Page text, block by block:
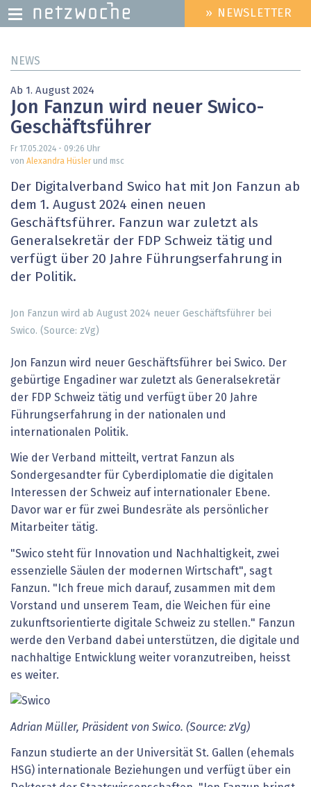
zum
HEADER
MENU
» NEWSLETTER
NEWS
Ab 1. August 2024
Jon Fanzun wird neuer Swico-
Geschäftsführer
Fr 17.05.2024 - 09:26 Uhr
von Alexandra Hüslerund msc
Der Digitalverband Swico hat mit Jon Fanzun ab
dem 1. August 2024 einen neuen
Geschäftsführer. Fanzun war zuletzt als
Generalsekretär der FDP Schweiz tätig und
verfügt über 20 Jahre Führungserfahrung in
der Politik.
Jon Fanzun wird ab August 2024 neuer Geschäftsführer bei
Swico. (Source: zVg)
Jon Fanzun wird neuer Geschäftsführer bei Swico. Der
gebürtige Engadiner war zuletzt als Generalsekretär
der FDP Schweiz tätig und verfügt über 20 Jahre
Führungserfahrung in der nationalen und
internationalen Politik.
Wie der Verband mitteilt, vertrat Fanzun als
Sondergesandter für Cyberdiplomatie die digitalen
Interessen der Schweiz auf internationaler Ebene.
Davor war er für zwei Bundesräte als persönlicher
Mitarbeiter tätig.
"Swico steht für Innovation und Nachhaltigkeit, zwei
essenzielle Säulen der modernen Wirtschaft", sagt
Fanzun. "Ich freue mich darauf, zusammen mit dem
Vorstand und unserem Team, die Weichen für eine
zukunftsorientierte digitale Schweiz zu stellen." Fanzun
werde den Verband dabei unterstützen, die digitale und
nachhaltige Entwicklung weiter voranzutreiben, heisst
es weiter.
Adrian Müller, Präsident von Swico. (Source: zVg)
Fanzun studierte an der Universität St. Gallen (ehemals
HSG) internationale Beziehungen und verfügt über ein